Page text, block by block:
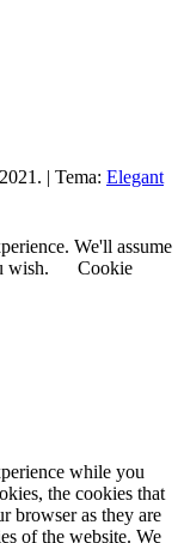
| Tema: Elegant
We'll assume
wish.
Cookie
while you
the cookies that
browser as they are
of the website. We